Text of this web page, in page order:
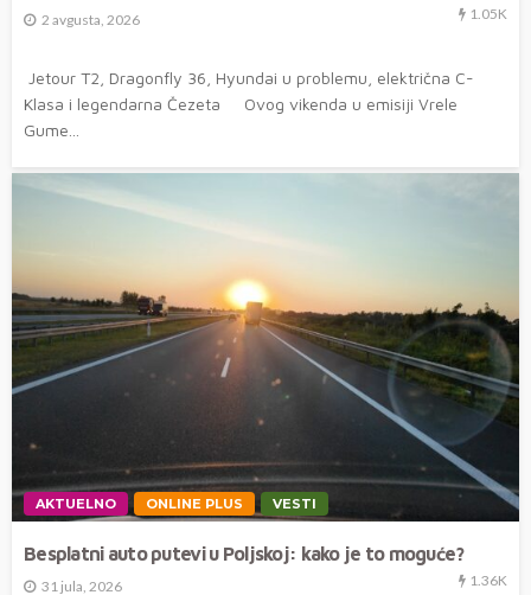
2 avgusta, 2026 1.05K
Jetour T2, Dragonfly 36, Hyundai u problemu, električna C-
Klasa i legendarna Čezeta Ovog vikenda u emisiji Vrele
Gume...
AKTUELNO ONLINE PLUS VESTI
Besplatni auto putevi u Poljskoj: kako je to moguće?
31 jula, 2026 1.36K